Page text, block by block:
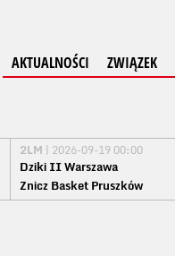
AKTUALNOŚCI ZWIĄZEK
2LM | 2026-09-19 00:00
Dziki II Warszawa
Znicz Basket Pruszków